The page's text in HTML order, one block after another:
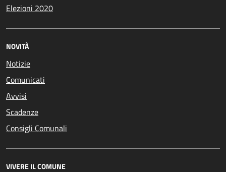
Elezioni 2020
NOVITÀ
Notizie
Comunicati
Avvisi
Scadenze
Consigli Comunali
VIVERE IL COMUNE